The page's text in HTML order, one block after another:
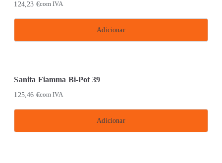
124,23 €com IVA
Adicionar
Sanita Fiamma Bi-Pot 39
125,46 €com IVA
Adicionar